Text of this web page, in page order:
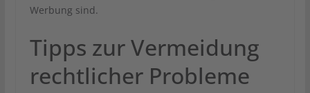
Werbung sind.
Tipps zur Vermeidung
rechtlicher Probleme